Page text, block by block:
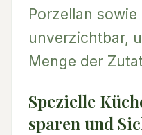
Porzellan
unverzichtbar,
Menge der
Spezielle
sparen und